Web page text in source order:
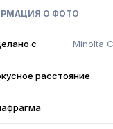
О ФОТО
с Minolta
расстояние